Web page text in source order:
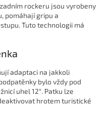
rockeru jsou vyrobeny
pomáhají gripu a
Tuto technologii má
adaptaci na jakkoli
bylo vždy pod
uhel 12°. Patku lze
hrotem turistické